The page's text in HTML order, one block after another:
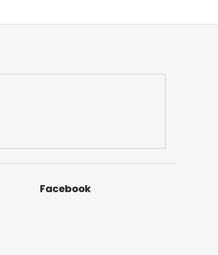
Facebook